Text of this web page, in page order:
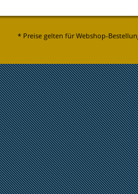
* Preise gelten für Webshop-